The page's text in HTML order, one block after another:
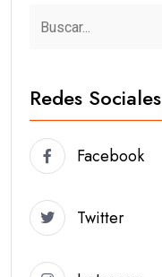
Redes Sociales
Facebook
Twitter